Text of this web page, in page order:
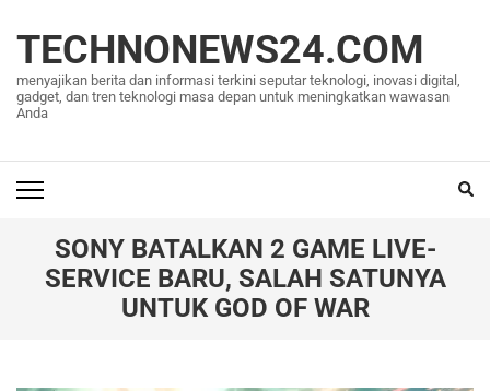
konten
(Tekan
Enter)
TECHNONEWS24.COM
menyajikan berita dan informasi terkini seputar teknologi, inovasi digital,
gadget, dan tren teknologi masa depan untuk meningkatkan wawasan
Anda
SONY BATALKAN 2 GAME LIVE-
SERVICE BARU, SALAH SATUNYA
UNTUK GOD OF WAR